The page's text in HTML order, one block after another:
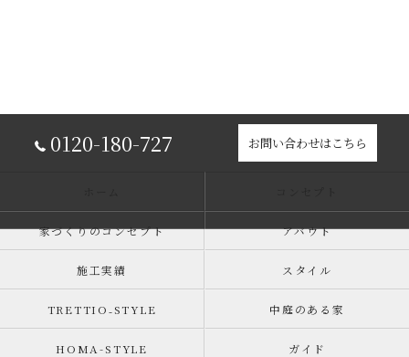
0120-180-727 お問い合わせはこちら
家づくりのコンセプト アバウト
施工実績 スタイル
TRETTIO₋STYLE 中庭のある家
HOMA-STYLE ガイド